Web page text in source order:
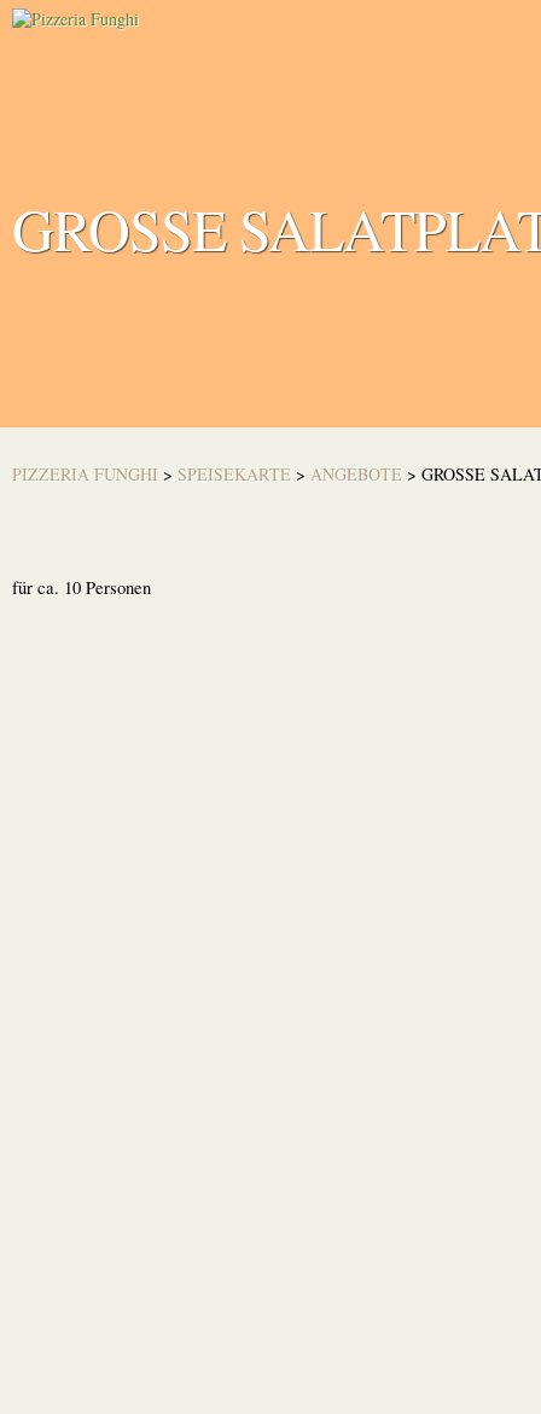
GROSSE
PIZZERIA FUNGHI > SPEISEKARTE > ANGEBOTE > GROSSE
für ca. 10 Personen